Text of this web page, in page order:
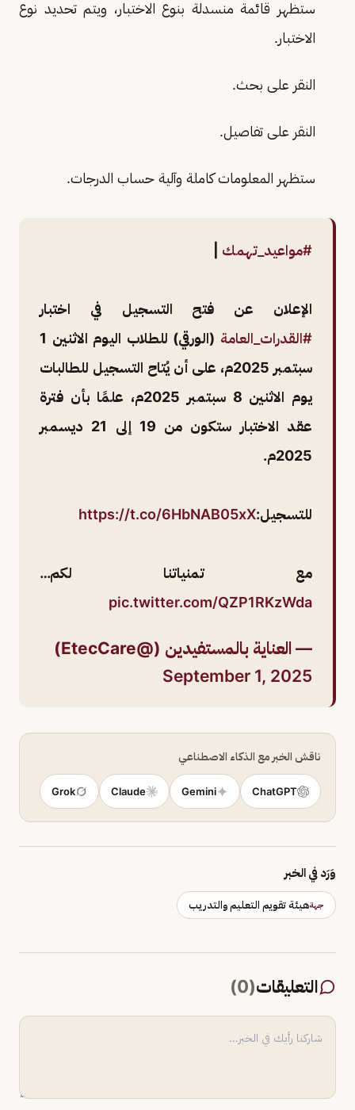
ستظهر قائمة منسدلة بنوع الاختبار، ويتم تحديد نوع
الاختبار.
النقر على بحث.
النقر على تفاصيل.
ستظهر المعلومات كاملة وآلية حساب الدرجات.
#مواعيد_تهمك
الإعلان عن فتح التسجيل في اختبار
#القدرات_العامة
(الورقي) للطلاب اليوم الاثنين 1
سبتمبر 2025م، على أن يُتاح التسجيل للطالبات
يوم الاثنين 8 سبتمبر 2025م، علمًا بأن فترة
عقد الاختبار ستكون من 19 إلى 21 ديسمبر
2025م.
للتسجيل:https://t.co/6HbNAB05xX
مع تمنياتنا لكم…
pic.twitter.com/QZP1RKzWda
— العناية بالمستفيدين (@EtecCare)
September 1, 2025
ناقش الخبر مع الذكاء الاصطناعي
ChatGPT
Gemini
Claude
Grok
وَرَد في الخبر
جهةهيئة تقويم التعليم والتدريب
التعليقات(
0
)